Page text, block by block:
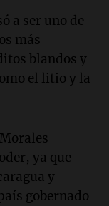
a ser uno de
más
blandos y
el litio y la
ya que
y
gobernado